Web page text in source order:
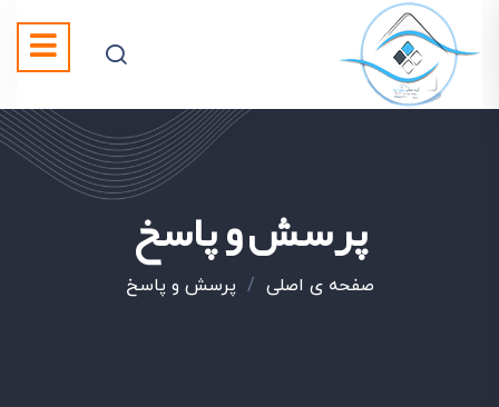
پرسش و پاسخ
صفحه ی اصلی / پرسش و پاسخ